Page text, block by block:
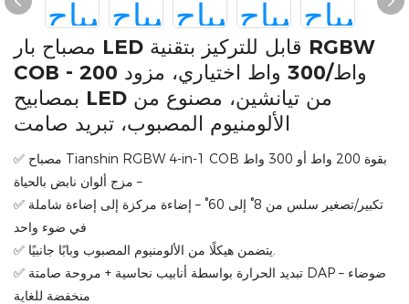
مصباح بار LED قابل للتركيز بتقنية RGBW
COB - 200 واط/300 واط اختياري، مزود
بمصابيح LED من تيانشين، مصنوع من
الألومنيوم المصبوب، تبريد صامت
✅ مصباح Tianshin RGBW 4-in-1 COB بقوة 200 واط أو 300 واط
– مزج ألوان نابض بالحياة
✅ تكبير/تصغير سلس من 8° إلى 60° – إضاءة مركزة إلى إضاءة شاملة
في ضوء واحد
✅ يتضمن هيكلًا من الألومنيوم المصبوب وبابًا جانبيًا.
✅ تبديد الحرارة بواسطة أنابيب نحاسية + مروحة صامتة DAP – ضوضاء
منخفضة للغاية